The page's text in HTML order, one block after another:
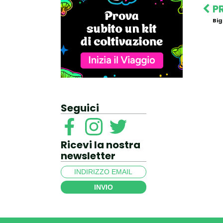
Seguici
Ricevi la nostra
newsletter
INVIO